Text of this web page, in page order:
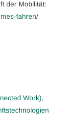
der Mobilität:
fahren/
Work),